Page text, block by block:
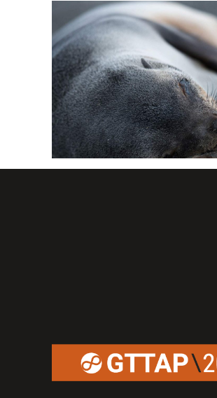
FOR THE ARTIST